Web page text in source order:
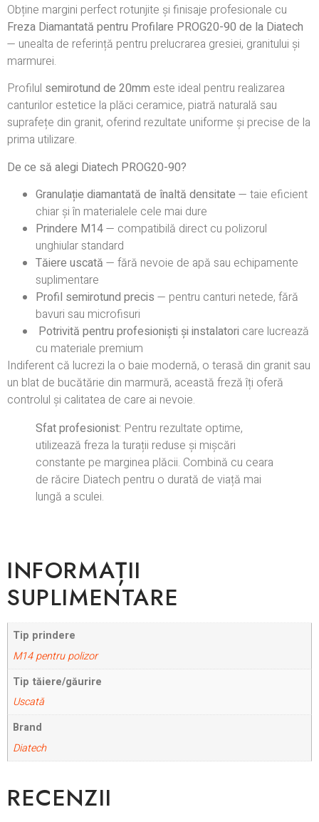
Obține margini perfect rotunjite și finisaje profesionale cu
Freza Diamantată pentru Profilare PROG20-90 de la Diatech
— unealta de referință pentru prelucrarea gresiei, granitului și
marmurei.
Profilul semirotund de 20mm este ideal pentru realizarea
canturilor estetice la plăci ceramice, piatră naturală sau
suprafețe din granit, oferind rezultate uniforme și precise de la
prima utilizare.
De ce să alegi Diatech PROG20-90?
Granulație diamantată de înaltă densitate — taie eficient
chiar și în materialele cele mai dure
Prindere M14— compatibilă direct cu polizorul
unghiular standard
Tăiere uscată — fără nevoie de apă sau echipamente
suplimentare
Profil semirotund precis — pentru canturi netede, fără
bavuri sau microfisuri
Potrivită pentru profesioniști și instalatori care lucrează
cu materiale premium
Indiferent că lucrezi la o baie modernă, o terasă din granit sau
un blat de bucătărie din marmură, această freză îți oferă
controlul și calitatea de care ai nevoie.
Sfat profesionist: Pentru rezultate optime,
utilizează freza la turații reduse și mișcări
constante pe marginea plăcii. Combină cu ceara
de răcire Diatech pentru o durată de viață mai
lungă a sculei.
INFORMAȚII
SUPLIMENTARE
Tip prindere
M14 pentru polizor
Tip tăiere/găurire
Uscată
Brand
Diatech
RECENZII